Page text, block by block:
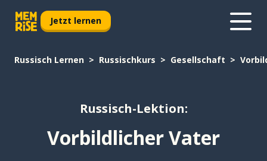
Jetzt lernen
Russisch Lernen Russischkurs Gesellschaft
Russisch-Lektion:
Vorbildlicher Vater